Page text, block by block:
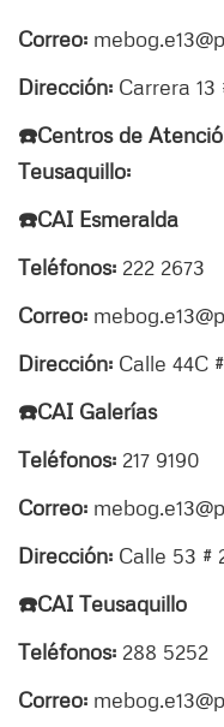
Correo:
Dirección: Carrera 13
☎️Centros de
Teusaquillo:
☎️CAI Esmeralda
Teléfonos: 222 2673
Correo:
Dirección: Calle 44C
☎️CAI Galerías
Teléfonos: 217 9190
Correo:
Dirección: Calle 53 #
☎️CAI Teusaquillo
Teléfonos: 288 5252
Correo: